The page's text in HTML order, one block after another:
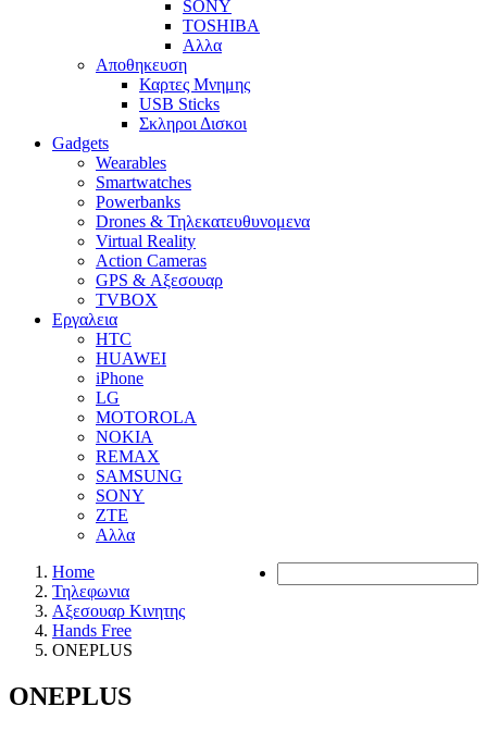
SONY
TOSHIBA
Αλλα
Αποθηκευση
Καρτες Μνημης
USB Sticks
Σκληροι Δισκοι
Gadgets
Wearables
Smartwatches
Powerbanks
Drones & Τηλεκατευθυνομενα
Virtual Reality
Action Cameras
GPS & Αξεσουαρ
TVBOX
Εργαλεια
HTC
HUAWEI
iPhone
LG
MOTOROLA
NOKIA
REMAX
SAMSUNG
SONY
ZTE
Αλλα
Home
Τηλεφωνια
Αξεσουαρ Κινητης
Hands Free
ONEPLUS
ONEPLUS